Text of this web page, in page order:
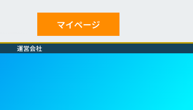
マイページ
運営会社